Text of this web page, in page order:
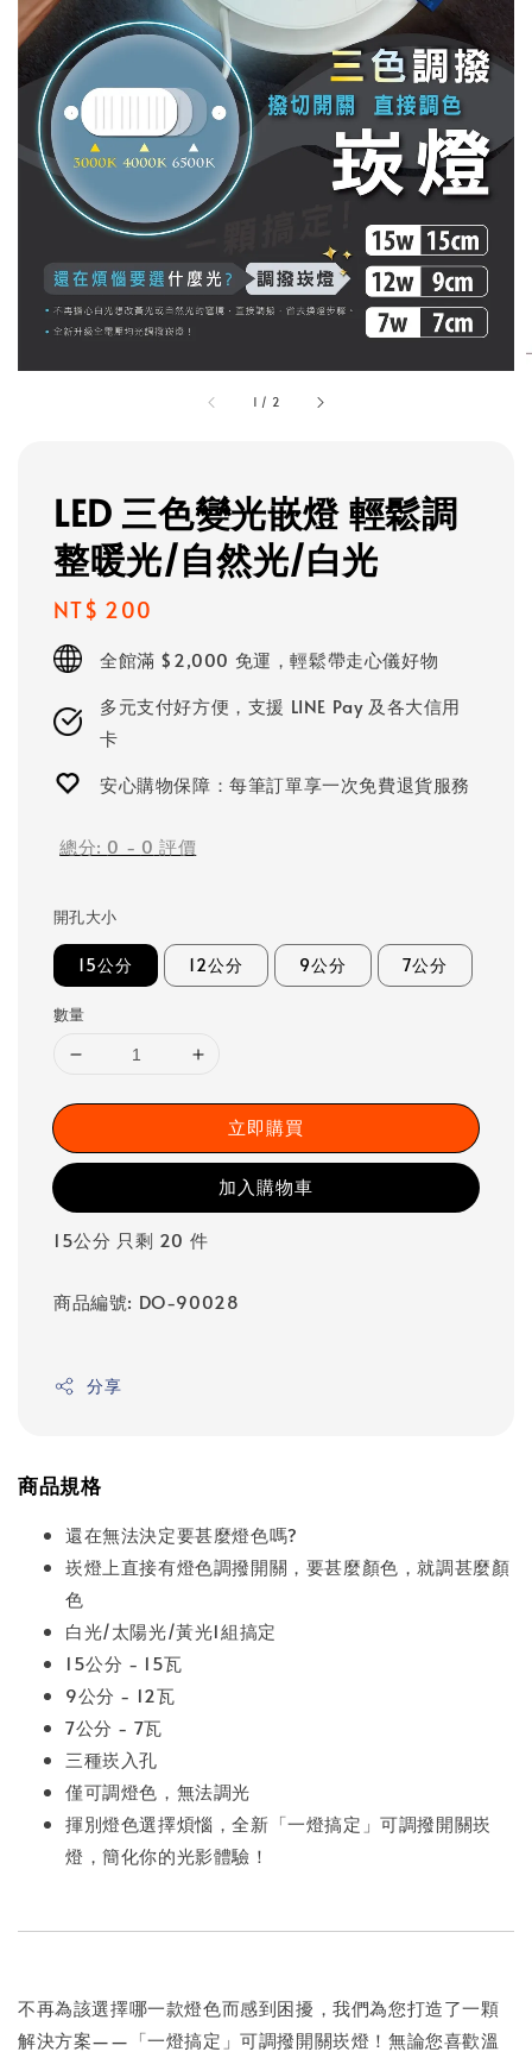
1 / 2
LED 三色變光嵌燈 輕鬆調
整暖光/自然光/白光
Regular
price
NT$ 200
全館滿 $2,000 免運，輕鬆帶走心儀好物
多元支付好方便，支援 LINE Pay 及各大信用
卡
安心購物保障：每筆訂單享一次免費退貨服務
總分: 0 - 0 評價
開孔大小
15公分 12公分 9公分 7公分
數量
立即購買
加入購物車
15公分 只剩 20 件
商品編號: DO-90028
分享
商品規格
還在無法決定要甚麼燈色嗎?
崁燈上直接有燈色調撥開關，要甚麼顏色，就調甚麼顏
色
白光/太陽光/黃光1組搞定
15公分 - 15瓦
9公分 - 12瓦
7公分 - 7瓦
三種崁入孔
僅可調燈色，無法調光
揮別燈色選擇煩惱，全新「一燈搞定」可調撥開關崁
燈，簡化你的光影體驗！
不再為該選擇哪一款燈色而感到困擾，我們為您打造了一顆
解決方案——「一燈搞定」可調撥開關崁燈！無論您喜歡溫